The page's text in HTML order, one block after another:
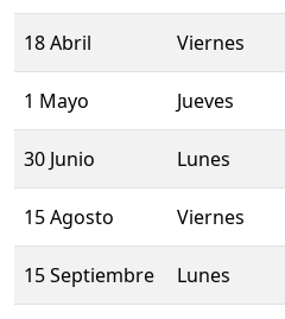
18 Abril Viernes
1 Mayo Jueves
30 Junio Lunes
15 Agosto Viernes
15 Septiembre Lunes